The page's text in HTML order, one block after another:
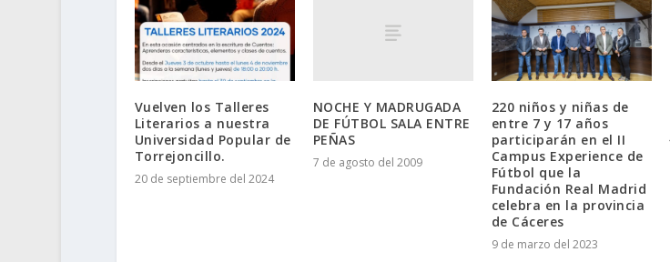
Vuelven los Talleres
Literarios a nuestra
Universidad Popular de
Torrejoncillo.
20 de septiembre del 2024
NOCHE Y MADRUGADA
DE FÚTBOL SALA ENTRE
PEÑAS
7 de agosto del 2009
220 niños y niñas de
entre 7 y 17 años
participarán en el II
Campus Experience de
Fútbol que la
Fundación Real Madrid
celebra en la provincia
de Cáceres
9 de marzo del 2023